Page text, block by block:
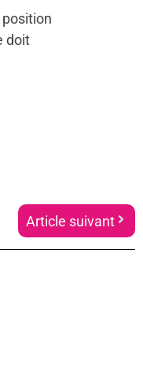
position
doit
Article suivant